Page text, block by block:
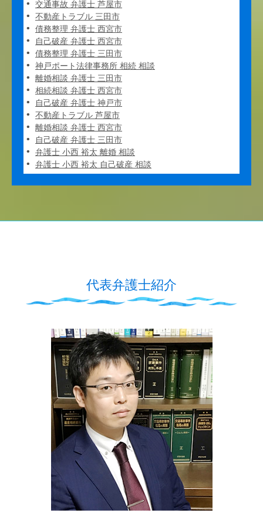
交通事故 弁護士 芦屋市
不動産トラブル 三田市
債務整理 弁護士 西宮市
自己破産 弁護士 西宮市
債務整理 弁護士 三田市
神戸ポート法律事務所 相続 相談
離婚相談 弁護士 三田市
相続相談 弁護士 西宮市
自己破産 弁護士 神戸市
不動産トラブル 芦屋市
離婚相談 弁護士 西宮市
自己破産 弁護士 三田市
弁護士 小西 裕太 離婚 相談
弁護士 小西 裕太 自己破産 相談
代表弁護士紹介